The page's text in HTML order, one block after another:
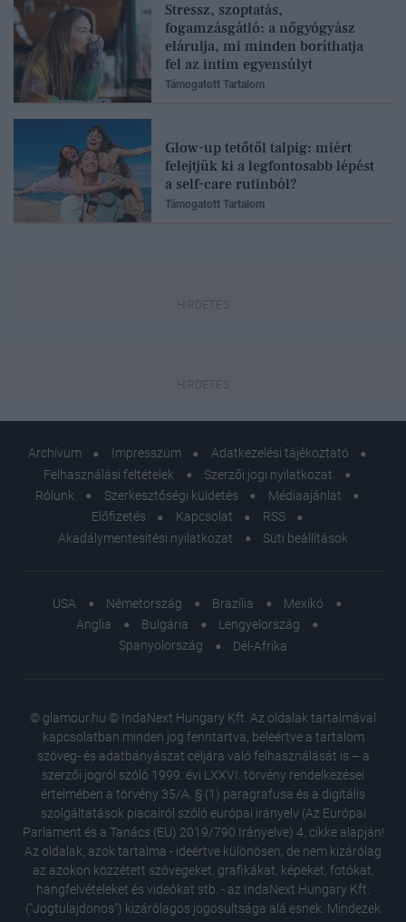
Stressz, szoptatás,
fogamzásgátló: a nőgyógyász
elárulja, mi minden boríthatja
fel az intim egyensúlyt
Támogatott Tartalom
Glow-up tetőtől talpig: miért
felejtjük ki a legfontosabb lépést
a self-care rutinból?
Támogatott Tartalom
Archívum Impresszum
Adatkezelési tájékoztató
Felhasználási feltételek
Szerzői jogi nyilatkozat
Rólunk
Szerkesztőségi küldetés
Médiaajánlat
Előfizetés
Kapcsolat
RSS
Akadálymentesítési nyilatkozat
Süti beállítások
USA Németország Brazília
Mexikó
Anglia
Bulgária
Lengyelország
Spanyolország
Dél-Afrika
© glamour.hu © IndaNext Hungary Kft. Az oldalak tartalmával
kapcsolatban minden jog fenntartva, beleértve a tartalom
szöveg- és adatbányászat céljára való felhasználását is – a
szerzői jogról szóló 1999. évi LXXVI. törvény rendelkezései
értelmében a törvény 35/A. § (1) paragrafusa és a digitális
szolgáltatások piacairól szóló európai irányelv (Az Európai
Parlament és a Tanács (EU) 2019/790 Irányelve) 4. cikke alapján!
Az oldalak, azok tartalma - ideértve különösen, de nem kizárólag
az azokon közzétett szövegeket, grafikákat, képeket, fotókat,
hangfelvételeket és videókat stb. - az IndaNext Hungary Kft.
("Jogtulajdonos") kizárólagos jogosultsága alá esnek. Mindezek